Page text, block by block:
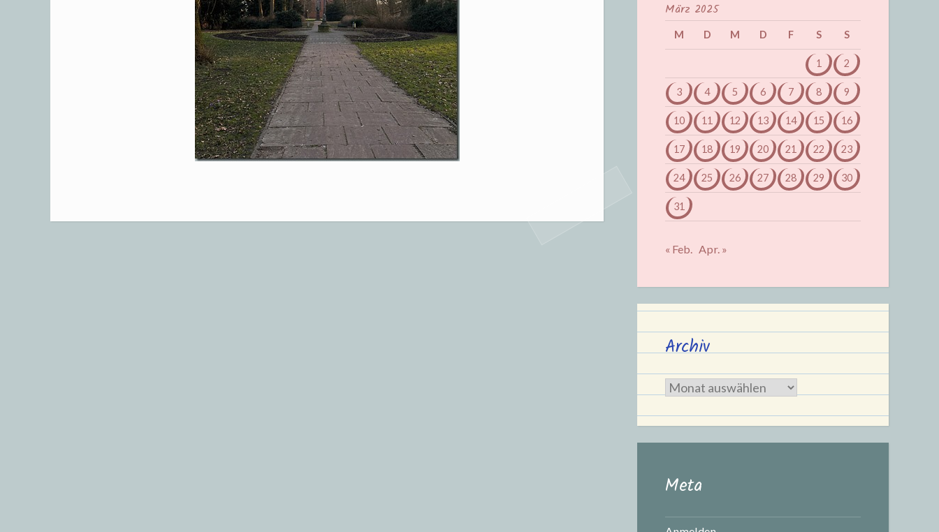
März 2025
M D M D F S S
1 2
3 4 5 6 7 8 9
10 11 12 13 14 15 16
17 18 19 20 21 22 23
24 25 26 27 28 29 30
31
« Feb. Apr. »
Archiv
Archiv
Meta